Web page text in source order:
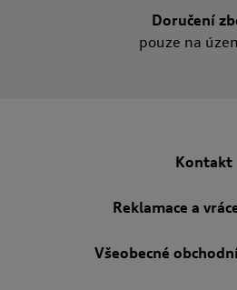
Doručení
pouze na
Kontakt
Reklamace a
Všeobecné